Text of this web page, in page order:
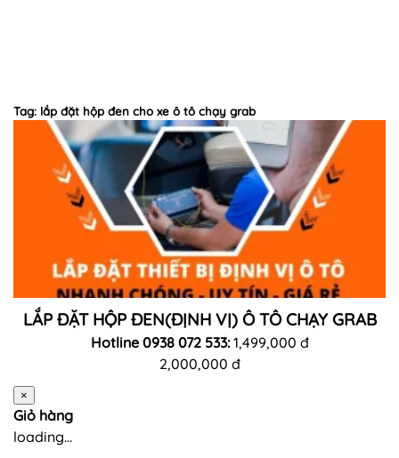
Tag: lắp đặt hộp đen cho xe ô tô chạy grab
LẮP ĐẶT HỘP ĐEN(ĐỊNH VỊ) Ô TÔ CHẠY GRAB
Hotline 0938 072 533:1,499,000 đ
2,000,000 đ
×
Giỏ hàng
loading...